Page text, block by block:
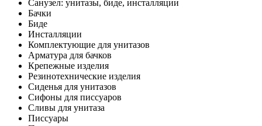
Санузел: унитазы, биде, инсталляции
Бачки
Биде
Инсталляции
Комплектующие для унитазов
Арматура для бачков
Крепежные изделия
Резинотехнические изделия
Сиденья для унитазов
Сифоны для писсуаров
Сливы для унитаза
Писсуары